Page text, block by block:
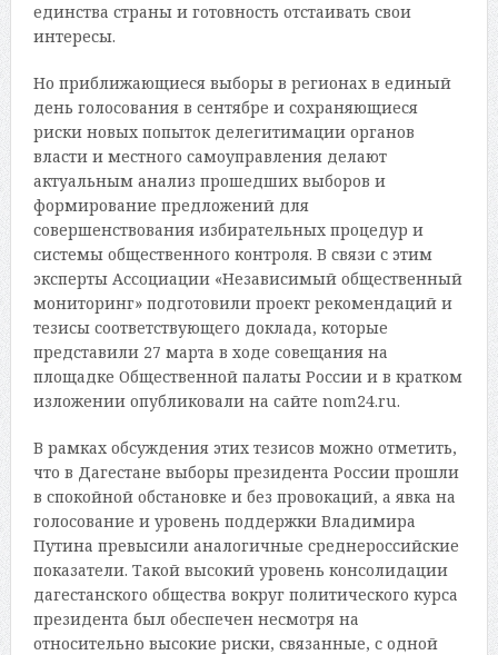
единства страны и готовность отстаивать свои
интересы.
Но приближающиеся выборы в регионах в единый
день голосования в сентябре и сохраняющиеся
риски новых попыток делегитимации органов
власти и местного самоуправления делают
актуальным анализ прошедших выборов и
формирование предложений для
совершенствования избирательных процедур и
системы общественного контроля. В связи с этим
эксперты Ассоциации «Независимый общественный
мониторинг» подготовили проект рекомендаций и
тезисы соответствующего доклада, которые
представили 27 марта в ходе совещания на
площадке Общественной палаты России и в кратком
изложении опубликовали на сайте nom24.ru.
В рамках обсуждения этих тезисов можно отметить,
что в Дагестане выборы президента России прошли
в спокойной обстановке и без провокаций, а явка на
голосование и уровень поддержки Владимира
Путина превысили аналогичные среднероссийские
показатели. Такой высокий уровень консолидации
дагестанского общества вокруг политического курса
президента был обеспечен несмотря на
относительно высокие риски, связанные, с одной